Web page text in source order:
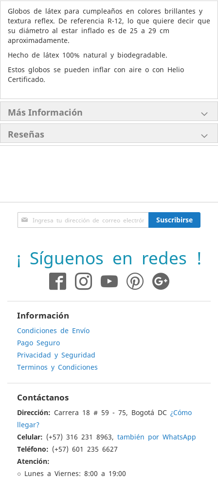
Globos de látex para cumpleaños en colores brillantes y
textura reflex. De referencia R-12, lo que quiere decir que
su diámetro al estar inflado es de 25 a 29 cm
aproximadamente.
Hecho de látex 100% natural y biodegradable.
Estos globos se pueden inflar con aire o con Helio
Certificado.
Más Información
Reseñas
Inscríbase
a
de
noticias:
Suscribirse
¡ Síguenos en redes !
Información
Condiciones de Envío
Pago Seguro
Privacidad y Seguridad
Terminos y Condiciones
Contáctanos
Dirección: Carrera 18 # 59 - 75, Bogotá DC ¿Cómo
llegar?
Celular: (+57) 316 231 8963, también por WhatsApp
Teléfono: (+57) 601 235 6627
Atención:
○ Lunes a Viernes: 8:00 a 19:00